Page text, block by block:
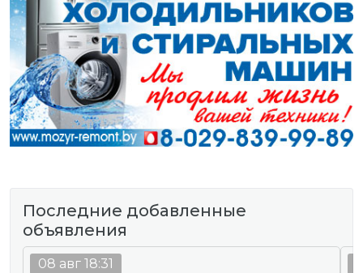
Последние добавленные
объявления
08 авг 18:31